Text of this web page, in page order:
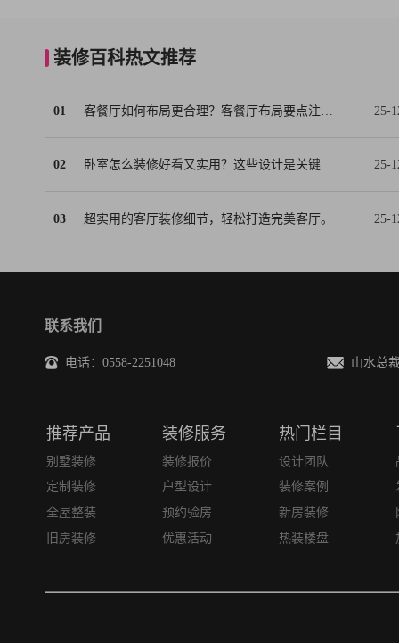
装修百科热文推荐
01 客餐厅如何布局更合理？客餐厅布局要点注意事项 25-
02 卧室怎么装修好看又实用？这些设计是关键 25-
03 超实用的客厅装修细节，轻松打造完美客厅。 25-
联系我们
电话：0558-2251048 山水总裁
推荐产品 装修服务 热门栏目
别墅装修 装修报价 设计团队
定制装修
户型设计 装修案例
全屋整装
预约验房 新房装修
旧房装修
优惠活动 热装楼盘